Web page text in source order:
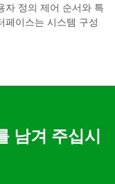
자 정의 제어 순서와 특
페이스는 시스템 구성
남겨 주십시